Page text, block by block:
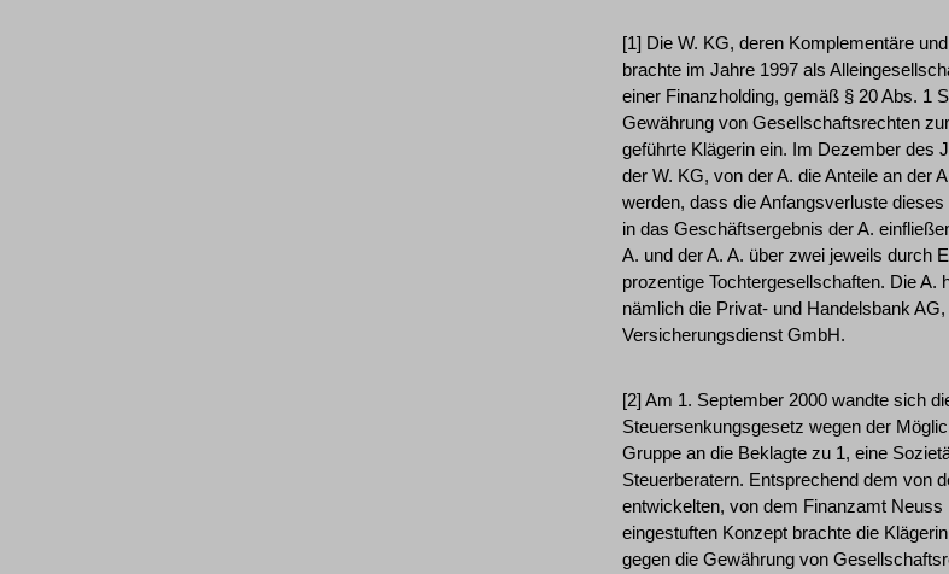
[1] Die W. KG, deren Komplementäre
brachte im Jahre 1997 als
einer Finanzholding, gemäß § 20 Abs. 1
Gewährung von Gesellschaftsrechten
geführte Klägerin ein. Im Dezember des
der W. KG, von der A. die Anteile an der
werden, dass die Anfangsverluste
in das Geschäftsergebnis der A.
A. und der A. A. über zwei jeweils durch
prozentige Tochtergesellschaften. Die A.
nämlich die Privat- und Handelsbank
Versicherungsdienst GmbH.
[2] Am 1. September 2000 wandte sich
Steuersenkungsgesetz wegen der
Gruppe an die Beklagte zu 1, eine
Steuerberatern. Entsprechend dem von
entwickelten, von dem Finanzamt
eingestuften Konzept brachte die
gegen die Gewährung von